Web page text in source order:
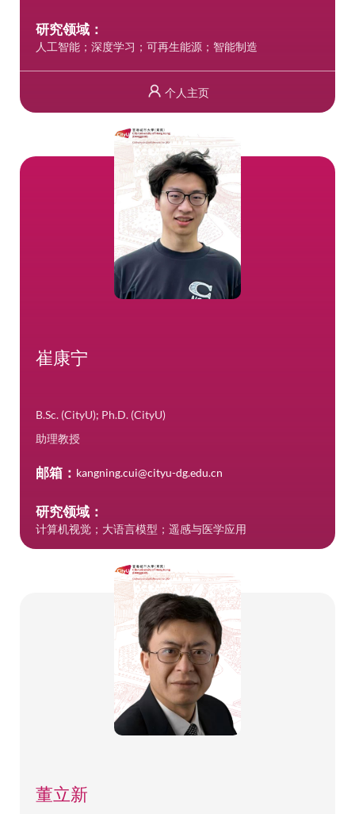
研究领域：
人工智能；深度学习；可再生能源；智能制造
个人主页
崔康宁
B.Sc. (CityU); Ph.D. (CityU)
助理教授
邮箱： kangning.cui@cityu-dg.edu.cn
研究领域：
计算机视觉；大语言模型；遥感与医学应用
董立新